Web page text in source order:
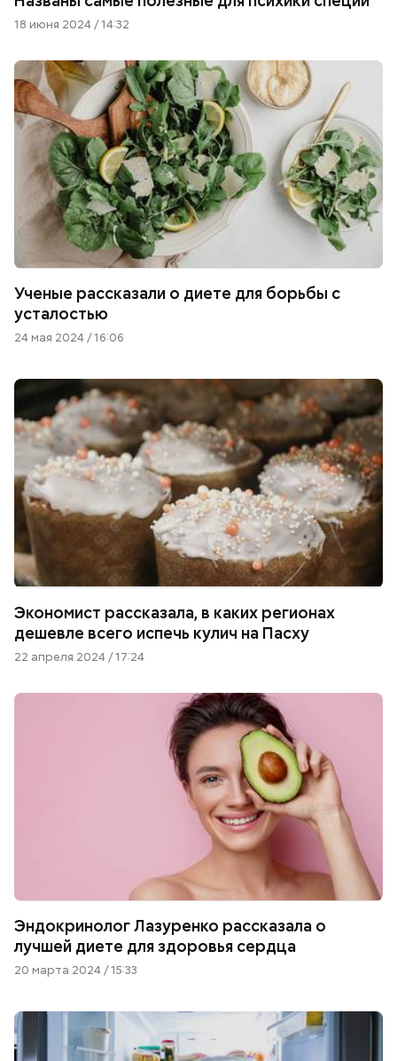
18 июня 2024 / 14:32
Ученые рассказали о диете для борьбы с
усталостью
24 мая 2024 / 16:06
Экономист рассказала, в каких регионах
дешевле всего испечь кулич на Пасху
22 апреля 2024 / 17:24
Эндокринолог Лазуренко рассказала о
лучшей диете для здоровья сердца
20 марта 2024 / 15:33